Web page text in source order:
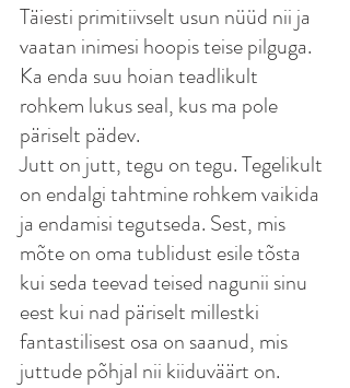
Täiesti primitiivselt usun nüüd nii ja
vaatan inimesi hoopis teise pilguga.
Ka enda suu hoian teadlikult
rohkem lukus seal, kus ma pole
päriselt pädev.
Jutt on jutt, tegu on tegu. Tegelikult
on endalgi tahtmine rohkem vaikida
ja endamisi tegutseda. Sest, mis
mõte on oma tublidust esile tõsta
kui seda teevad teised nagunii sinu
eest kui nad päriselt millestki
fantastilisest osa on saanud, mis
juttude põhjal nii kiiduväärt on.